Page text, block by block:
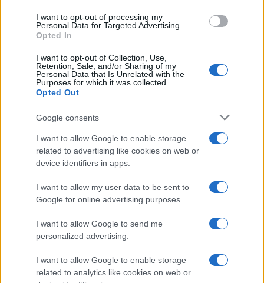
I want to opt-out of processing my
Personal Data for Targeted Advertising.
Opted In
I want to opt-out of Collection, Use,
Retention, Sale, and/or Sharing of my
Personal Data that Is Unrelated with the
Purposes for which it was collected.
Opted Out
Google consents
I want to allow Google to enable storage
related to advertising like cookies on web or
device identifiers in apps.
I want to allow my user data to be sent to
Google for online advertising purposes.
I want to allow Google to send me
personalized advertising.
I want to allow Google to enable storage
related to analytics like cookies on web or
bilhões para Bradesco Asset
Rafael Oliveira · 5 ago 2026
Nome